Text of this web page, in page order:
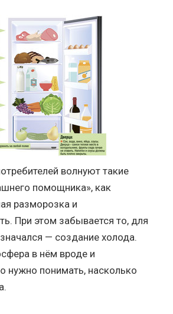
волнуют такие
помощника», как
разморозка и
При этом забывается то, для
— создание холода.
в нём вроде и
нужно понимать, насколько